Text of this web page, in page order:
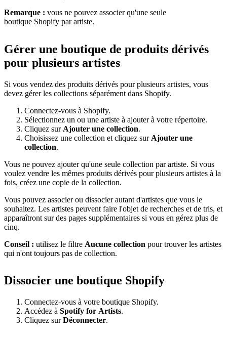
Remarque : vous ne pouvez associer qu'une seule
boutique Shopify par artiste.
Gérer une boutique de produits dérivés
pour plusieurs artistes
Si vous vendez des produits dérivés pour plusieurs artistes, vous
devez gérer les collections séparément dans Shopify.
Connectez-vous à Shopify.
Sélectionnez un ou une artiste à ajouter à votre répertoire.
Cliquez sur Ajouter une collection.
Choisissez une collection et cliquez sur Ajouter une
collection.
Vous ne pouvez ajouter qu'une seule collection par artiste. Si vous
voulez vendre les mêmes produits dérivés pour plusieurs artistes à la
fois, créez une copie de la collection.
Vous pouvez associer ou dissocier autant d'artistes que vous le
souhaitez. Les artistes peuvent faire l'objet de recherches et de tris, et
apparaîtront sur des pages supplémentaires si vous en gérez plus de
cinq.
Conseil : utilisez le filtre Aucune collection pour trouver les artistes
qui n'ont toujours pas de collection.
Dissocier une boutique Shopify
Connectez-vous à votre boutique Shopify.
Accédez à Spotify for Artists.
Cliquez surDéconnecter.